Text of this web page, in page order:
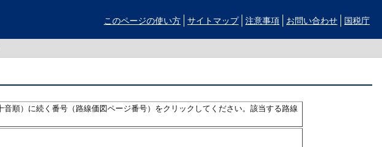
このページの使い方 サイトマップ 注意事項 お問い合わせ 国税庁
順）に続く番号（路線価図ページ番号）をクリックしてください。該当する路線